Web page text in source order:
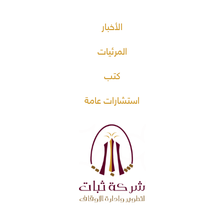
الأخبار
المرئيات
كتب
استشارات عامة